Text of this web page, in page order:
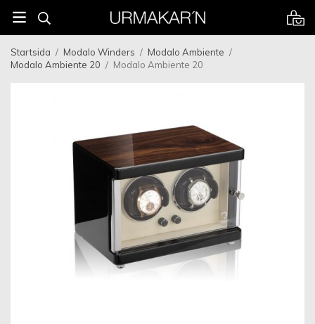
Startsida / Modalo Winders / Modalo Ambiente /
Modalo Ambiente 20 / Modalo Ambiente 20